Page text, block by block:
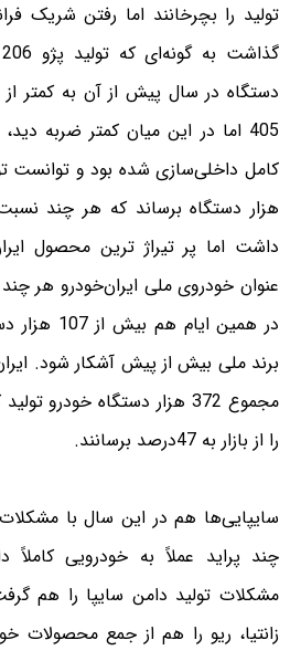
تولید را بچرخانند اما رفتن شریک
405 اما در این میان کمتر ضربه
هزار دستگاه برساند که هر چند
داشت اما پر تیراژ ترین محصول
عنوان خودروی ملی ایران‌خودرو هر چند
در همین
برند ملی بیش از پیش آشکار شود.
مجموع 372 هزار دستگاه خودرو
را از بازار به 47درصد برسانند.
سایپایی‌ها هم در این سال با
چند پراید عملاً به خودرویی کاملاً
مشکلات تولید دامن سایپا را هم
زانتیا، ریو را هم از جمع محصولات